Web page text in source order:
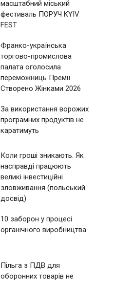
масштабний міський
фестиваль ПОРУЧ KYIV
FEST
Франко-українська
торгово-промислова
палата оголосила
переможниць Премії
Створено Жінками 2026
За використання ворожих
програмних продуктів не
каратимуть
Коли гроші зникають. Як
насправді працюють
великі інвестиційні
зловживання (польський
досвід)
10 заборон у процесі
органічного виробництва
Пільга з ПДВ для
оборонних товарів не